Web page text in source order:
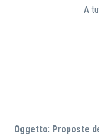
A
Oggetto: Proposte